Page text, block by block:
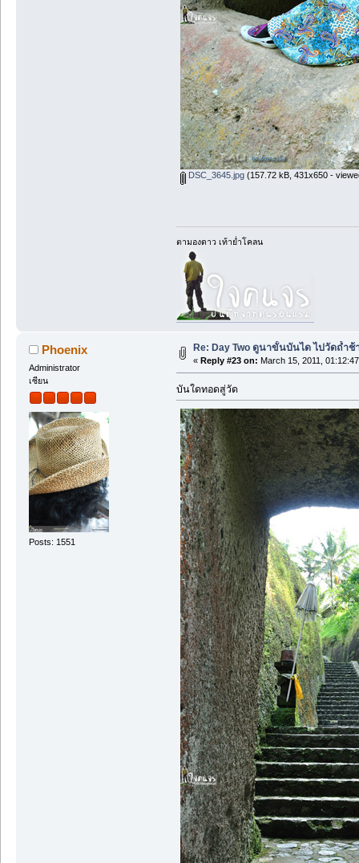
DSC_3645.jpg(157.72 kB, 431x650 -
ตามองดาว เท้าย่ำโคลน
Phoenix
Administrator
เซียน
Posts: 1551
Re: Day Two ดูนาขั้นบันได ไปวัดถ้ำ
« Reply #23 on: March 15, 2011,
บันใดทอดสู่วัด